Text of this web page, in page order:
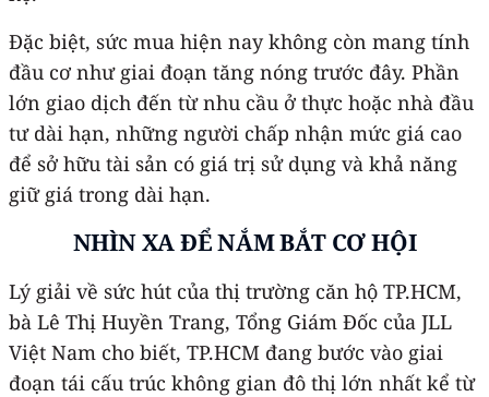
Đặc biệt, sức mua hiện nay không còn mang tính
đầu cơ như giai đoạn tăng nóng trước đây. Phần
lớn giao dịch đến từ nhu cầu ở thực hoặc nhà đầu
tư dài hạn, những người chấp nhận mức giá cao
để sở hữu tài sản có giá trị sử dụng và khả năng
giữ giá trong dài hạn.
NHÌN XA ĐỂ NẮM BẮT CƠ HỘI
Lý giải về sức hút của thị trường căn hộ TP.HCM,
bà Lê Thị Huyền Trang, Tổng Giám Đốc của JLL
Việt Nam cho biết, TP.HCM đang bước vào giai
đoạn tái cấu trúc không gian đô thị lớn nhất kể từ